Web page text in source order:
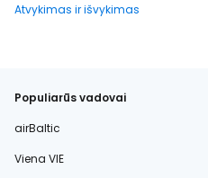
Atvykimas ir išvykimas
Populiarūs vadovai
airBaltic
Viena VIE